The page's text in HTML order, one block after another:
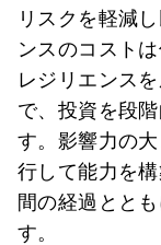
リスクを軽減
ンスのコスト
レジリエンス
で、投資を段
す。影響力の
行して能力を
間の経過とと
す。